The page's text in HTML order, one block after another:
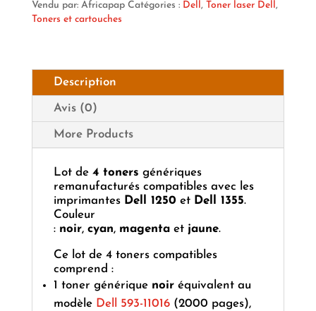
Vendu par: Africapap Catégories : Dell, Toner laser Dell,
Toners et cartouches
Description
Avis (0)
More Products
Lot de 4 toners génériques
remanufacturés compatibles avec les
imprimantes Dell 1250 et Dell 1355.
Couleur
: noir, cyan, magentaet jaune.
Ce lot de 4 toners compatibles
comprend :
1 toner générique noiréquivalent au
modèle Dell 593-11016(2000 pages),